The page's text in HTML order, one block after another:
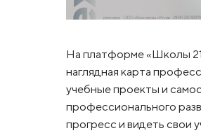
На платформе «Школы
наглядная карта
учебные проекты и
профессионального
прогресс и видеть свои